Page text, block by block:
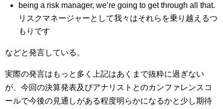
being a risk manager, we’re going to get through all that.
リスクマネージャーとして我々はそれらを乗り越えるつ
もりです
などと発言している。
実際の発言はもっと多く上記はあくまで抜粋に過ぎない
が、今回の決算発表及びアナリストとのカンファレンスコ
ールで今後の見通しがある程度明らかになるかと少し期待